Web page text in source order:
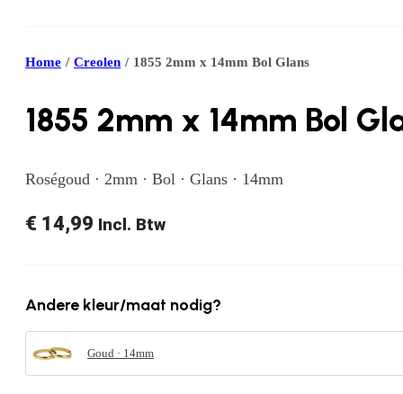
Home / Creolen / 1855 2mm x 14mm Bol Glans
1855 2mm x 14mm Bol
Roségoud · 2mm · Bol · Glans · 14mm
€ 14,99 Incl. Btw
Andere kleur/maat nodig?
Goud · 14mm